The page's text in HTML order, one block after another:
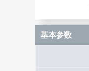
基本参数
基本参数